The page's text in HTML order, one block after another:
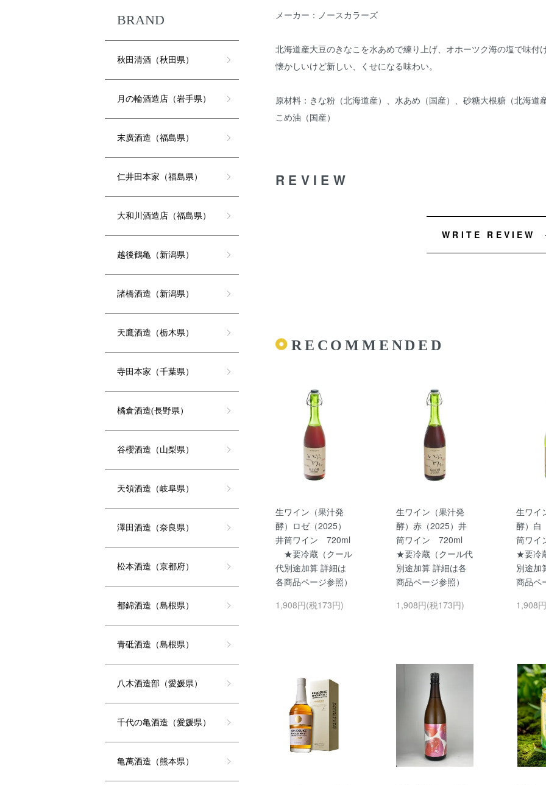
メーカー：ノースカラーズ
北海道産大豆のきなこを水あめで練り上げ、オホーツク海の塩で味付
懐かしいけど新しい、くせになる味わい。
原材料：きな粉（北海道産）、水あめ（国産）、砂糖大根糖（北海
こめ油（国産）
REVIEW
WRITE REVIEW
RECOMMENDED
生ワイン（果汁発
酵）ロゼ（2025）
井筒ワイン 720ml
★要冷蔵（クール
代別途加算 詳細は
各商品ページ参照）
1,908円(税173円)
生ワイン（果汁発
酵）赤（2025）井
筒ワイン 720ml
★要冷蔵（クール代
別途加算 詳細は各
商品ページ参照）
1,908円(税173円)
生ワイ
酵）白
筒ワ
★要冷
別途加
商品ペ
1,908
BRAND
秋田清酒（秋田県）
月の輪酒造店（岩手県）
末廣酒造（福島県）
仁井田本家（福島県）
大和川酒造店（福島県）
越後鶴亀（新潟県）
諸橋酒造（新潟県）
天鷹酒造（栃木県）
寺田本家（千葉県）
橘倉酒造(長野県）
谷櫻酒造（山梨県）
天領酒造（岐阜県）
澤田酒造（奈良県）
松本酒造（京都府）
都錦酒造（島根県）
青砥酒造（島根県）
八木酒造部（愛媛県）
千代の亀酒造（愛媛県）
亀萬酒造（熊本県）